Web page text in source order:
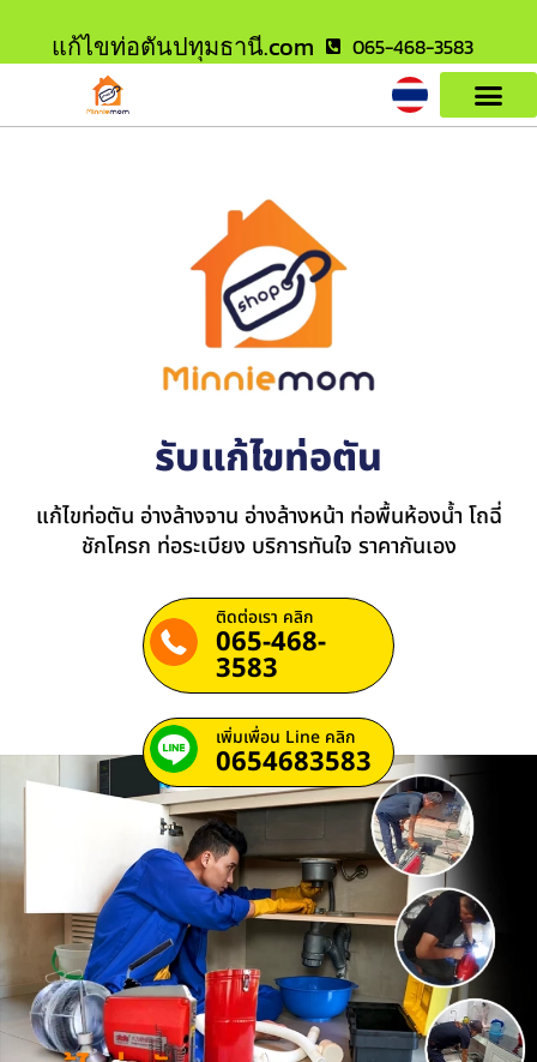
แก้ไขท่อตันปทุมธานี.com 065-468-3583
รับแก้ไขท่อตัน
แก้ไขท่อตัน อ่างล้างจาน อ่างล้างหน้า ท่อพื้นห้องน้ำ โถฉี่
ชักโครก ท่อระเบียง บริการทันใจ ราคากันเอง
ติดต่อเรา คลิก
065-468-
3583
เพิ่มเพื่อน Line คลิก
0654683583